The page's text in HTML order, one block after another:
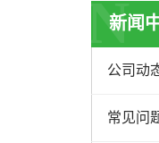
新闻
N
公司动
常见问